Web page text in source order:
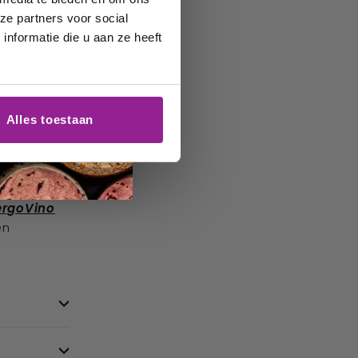
partners voor social
die u aan ze heeft
Alles toestaan
de
naam